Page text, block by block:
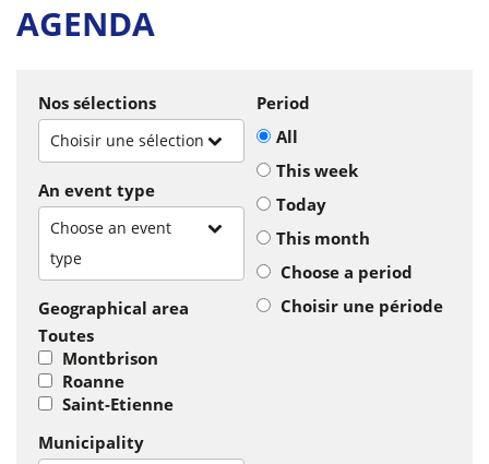
AGENDA
Nos sélections
Choisir une sélection
An event type
Choose an event
type
Geographical area
Toutes
Montbrison
Roanne
Saint-Etienne
Municipality
Period
All
This week
Today
This month
Choose a period
Choisir une période